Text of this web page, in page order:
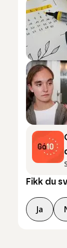
Fikk du
Ja